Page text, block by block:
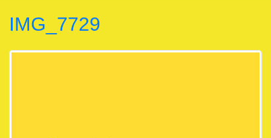
IMG_7729